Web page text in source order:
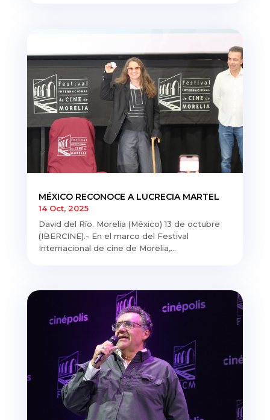
MÉXICO RECONOCE A LUCRECIA MARTEL
14 Oct, 2025
David del Río. Morelia (México) 13 de octubre
(IBERCINE).- En el marco del Festival
Internacional de cine de Morelia,...